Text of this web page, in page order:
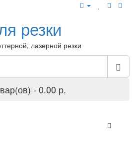
резки
лазерной резки
- 0.00 р.